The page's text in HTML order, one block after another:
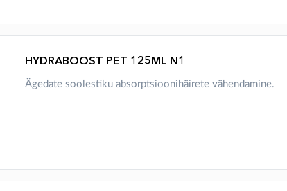
HYDRABOOST PET 125ML N1
Ägedate soolestiku absorptsioonihäirete vähendamine.